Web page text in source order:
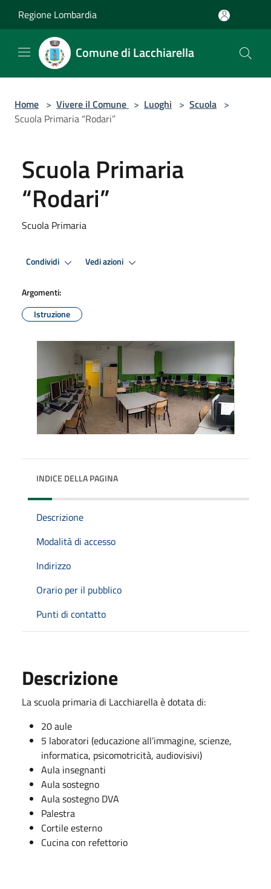
Regione Lombardia
Comune di Lacchiarella
Home > Vivere il Comune > Luoghi > Scuola >
Scuola Primaria “Rodari”
Scuola Primaria
“Rodari”
Scuola Primaria
Condividi Vedi azioni
Argomenti:
Istruzione
INDICE DELLA PAGINA
Descrizione
Modalità di accesso
Indirizzo
Orario per il pubblico
Punti di contatto
Descrizione
La scuola primaria di Lacchiarella è dotata di:
20 aule
5 laboratori (educazione all’immagine, scienze,
informatica, psicomotricità, audiovisivi)
Aula insegnanti
Aula sostegno
Aula sostegno DVA
Palestra
Cortile esterno
Cucina con refettorio